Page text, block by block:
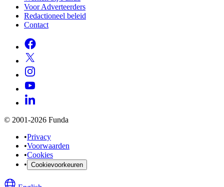
Voor Adverteerders
Redactioneel beleid
Contact
© 2001-2026 Funda
•Privacy
•Voorwaarden
•Cookies
• Cookievoorkeuren